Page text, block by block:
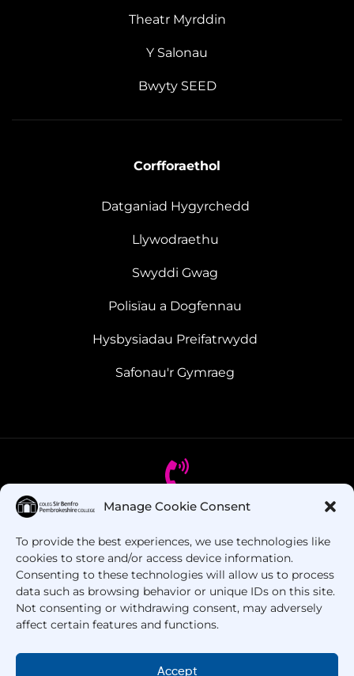
Manage Cookie Consent
To provide the best experiences, we use technologies like
cookies to store and/or access device information.
Consenting to these technologies will allow us to process
data such as browsing behavior or unique IDs on this site.
Not consenting or withdrawing consent, may adversely
affect certain features and functions.
Accept
Theatr Myrddin
Y Salonau
Bwyty SEED
Corfforaethol
Datganiad Hygyrchedd
Llywodraethu
Swyddi Gwag
Polisïau a Dogfennau
Hysbysiadau Preifatrwydd
Safonau'r Gymraeg
+44 1437 753 000